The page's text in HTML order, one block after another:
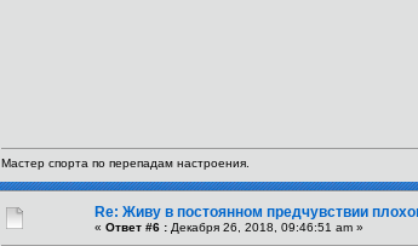
Мастер спорта по перепадам настроения.
Re: Живу в постоянном предчувствии
« Ответ #6 : Декабря 26, 2018, 09:46:51 am »